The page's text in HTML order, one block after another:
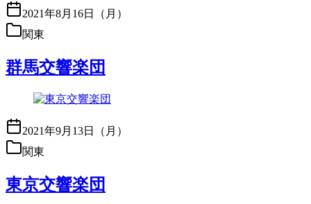
2021年8月16日（月）
関東
群馬交響楽団
2021年9月13日（月）
関東
東京交響楽団